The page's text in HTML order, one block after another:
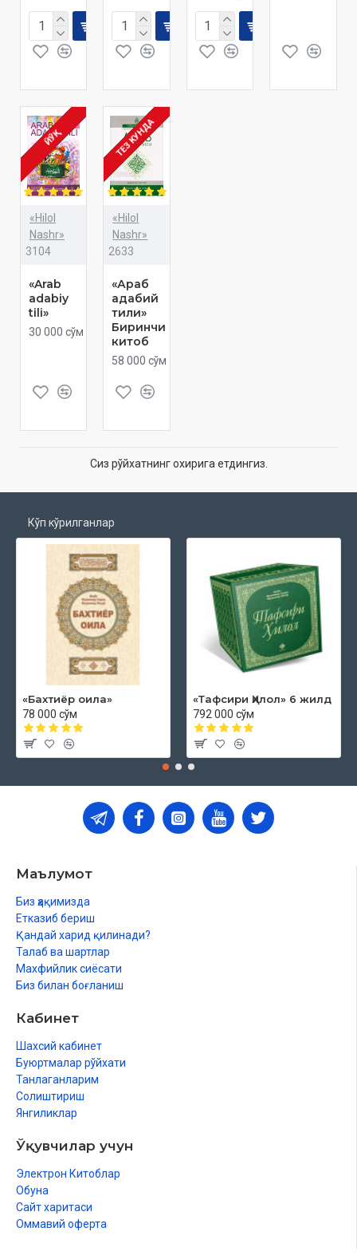
ЙЎҚ
«Hilol
Nashr»
3104
«Arab
adabiy
tili»
30 000 сўм
ТЕЗ КУНДА
«Hilol
Nashr»
2633
«Араб
адабий
тили»
Биринчи
китоб
58 000 сўм
Сиз рўйхатнинг охирига етдингиз.
Кўп кўрилганлар
«Бахтиёр оила»
78 000 сўм
«Тафсири Ҳилол» 6 жилд
792 000 сўм
Маълумот
Биз ҳақимизда
Етказиб бериш
Қандай харид қилинади?
Талаб ва шартлар
Махфийлик сиёсати
Биз билан боғланиш
Кабинет
Шахсий кабинет
Буюртмалар рўйхати
Танлаганларим
Солиштириш
Янгиликлар
Ўқувчилар учун
Электрон Китоблар
Обуна
Сайт харитаси
Оммавий оферта